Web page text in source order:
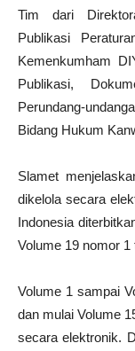
Tim dari
Publikasi
Kemenkumham
Publikasi,
Perundang-
Bidang Hukum
Slamet
dikelola secara
Indonesia
Volume 19 nomor 1
Volume 1 sampai
dan mulai Volume
secara elektronik.